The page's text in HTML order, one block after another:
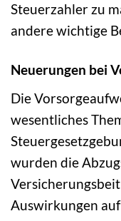
Steuerzahler zu
andere wichtige
Neuerungen bei
Die
wesentliches
wurden die
Auswirkungen